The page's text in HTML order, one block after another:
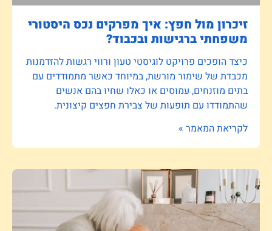
זיכרון מול חפץ: איך מפרקים נכס היסטורי
משפחתי ברגישות ובכבוד?
כיצד הופכים פרויקט לוגיסטי טעון ורווי רגשות להזדמנות
מכבדת של שימור מורשת, במיוחד כאשר מתמודדים עם
בתים מוזנחים, עמוסים או כאלו שחיו בהם אנשים
שהתמודדו עם תופעות של צבירת חפצים קיצונית.
לקריאת המאמר »